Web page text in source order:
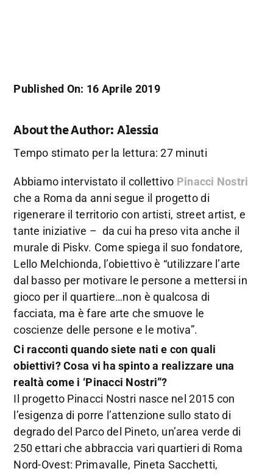
Published On: 16 Aprile 2019
About the Author: Alessia
Tempo stimato per la lettura: 27 minuti
Abbiamo intervistato il collettivo Pinacci Nostri
che a Roma da anni segue il progetto di
rigenerare il territorio con artisti, street artist, e
tante iniziative – da cui ha preso vita anche il
murale di Piskv. Come spiega il suo fondatore,
Lello Melchionda, l’obiettivo è “utilizzare l’arte
dal basso per motivare le persone a mettersi in
gioco per il quartiere…non è qualcosa di
facciata, ma è fare arte che smuove le
coscienze delle persone e le motiva”.
Ci racconti quando siete nati e con quali
obiettivi? Cosa vi ha spinto a realizzare una
realtà come i ‘Pinacci Nostri”?
Il progetto Pinacci Nostri nasce nel 2015 con
l’esigenza di porre l’attenzione sullo stato di
degrado del Parco del Pineto, un’area verde di
250 ettari che abbraccia vari quartieri di Roma
Nord-Ovest: Primavalle, Pineta Sacchetti,